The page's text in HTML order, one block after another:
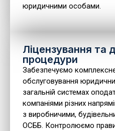
юридичними особами.
Ліцензування та
процедури
Забезпечуємо
обслуговування
загальній системах
компаніями різних
з виробничими,
ОСББ. Контролюємо